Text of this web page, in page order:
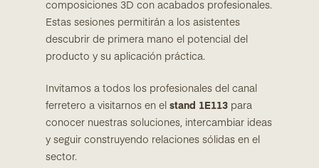
composiciones 3D con acabados profesionales.
Estas sesiones permitirán a los asistentes
descubrir de primera mano el potencial del
producto y su aplicación práctica.
Invitamos a todos los profesionales del canal
ferretero a visitarnos en el stand 1E113 para
conocer nuestras soluciones, intercambiar ideas
y seguir construyendo relaciones sólidas en el
sector.